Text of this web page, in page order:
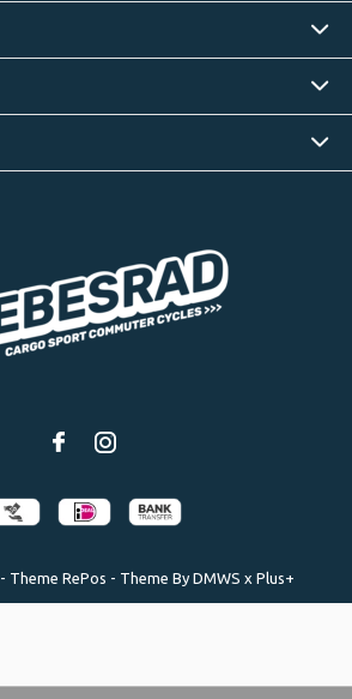
- Theme RePos - Theme By DMWS x Plus+